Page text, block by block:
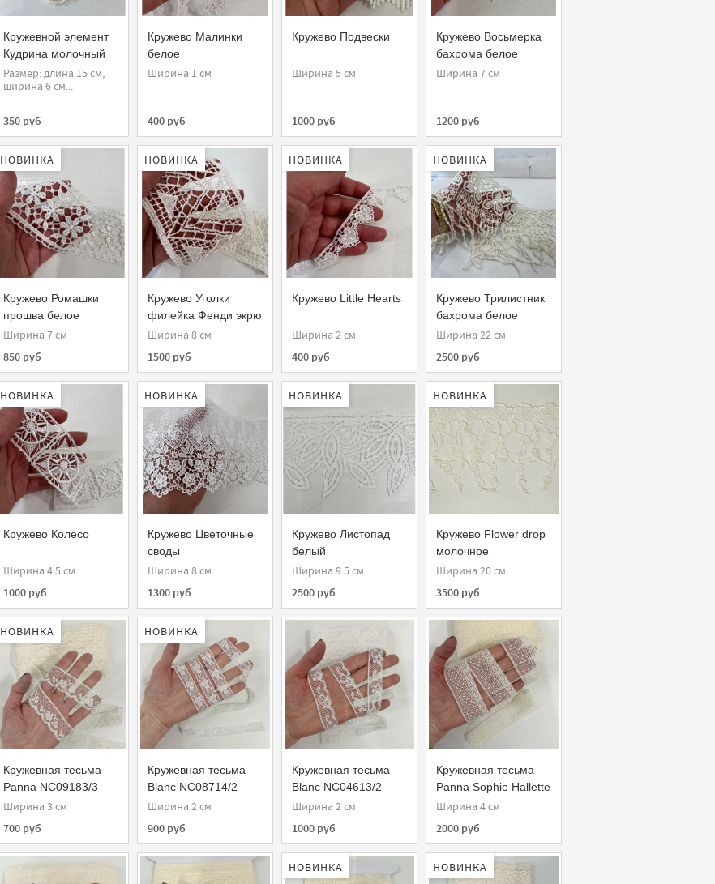
Кружевной элемент
Кудрина молочный
Размер: длина 15 см,
ширина 6 см...
350 руб
Кружево Малинки
белое
Ширина 1 см
400 руб
Кружево Подвески
Ширина 5 см
1000 руб
Кружево Восьмерка
бахрома белое
Ширина 7 см
1200 руб
НОВИНКА
Кружево Ромашки
прошва белое
Ширина 7 см
850 руб
НОВИНКА
Кружево Уголки
филейка Фенди экрю
Ширина 8 см
1500 руб
НОВИНКА
Кружево Little Hearts
Ширина 2 см
400 руб
НОВИНКА
Кружево Трилистник
бахрома белое
Ширина 22 см
2500 руб
НОВИНКА
Кружево Колесо
Ширина 4.5 см
1000 руб
НОВИНКА
Кружево Цветочные
своды
Ширина 8 см
1300 руб
НОВИНКА
Кружево Листопад
белый
Ширина 9.5 см
2500 руб
НОВИНКА
Кружево Flower drop
молочное
Ширина 20 см.
3500 руб
НОВИНКА
Кружевная тесьма
Panna NC09183/3
Sophie Hallette
Ширина 3 см
700 руб
НОВИНКА
Кружевная тесьма
Blanc NC08714/2
Ширина 2 см
900 руб
Кружевная тесьма
Blanc NC04613/2
Sophie Hallette
Ширина 2 см
1000 руб
Кружевная тесьма
Panna Sophie Hallette
NC04549/4
Ширина 4 см
2000 руб
НОВИНКА НОВИНКА